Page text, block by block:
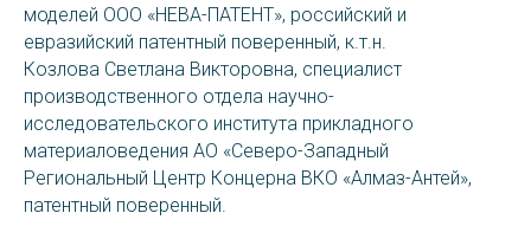
моделей ООО «НЕВА-ПАТЕНТ», российский и
евразийский патентный поверенный, к.т.н.
Козлова Светлана Викторовна, специалист
производственного отдела научно-
исследовательского института прикладного
материаловедения АО «Северо-Западный
Региональный Центр Концерна ВКО «Алмаз-Антей»,
патентный поверенный.